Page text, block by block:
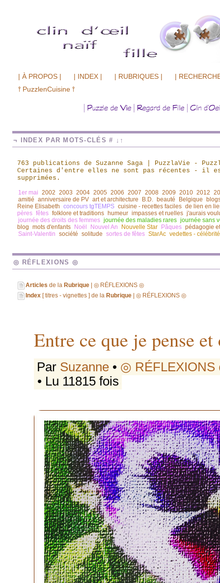
| À PROPOS | | INDEX | | RUBRIQUES |
|
⫯ PuzzlenCuisine ⫯
¬ INDEX PAR MOTS-CLÉS # ↓↑
763 publications de Suzanne Saga | PuzzlaVie -
Certaines d'entre elles ne sont pas récentes
-
il
supprimées.
1er mai 2002 2003 2004 2005 2006 2007 2008 2009 2010 2012
amitié anniversaire de PV art et architecture B.D. beauté Belgique
Reine Elisabeth concours tgTEMPS cuisine - recettes faciles de lien en
pères fêtes folklore et traditions humeur impasses et ruelles j'aurais
journée des droits des femmes journée des maladies rares journée sans
blog mots d'enfants Noël Nouvel An Nouvelle Star Pâques pédagogie
Saint-Valentin société solitude sortes de fêtes StarAc vedettes -
◎ RÉFLEXIONS ◎
Articles de la Rubrique | ◎ RÉFLEXIONS ◎
Index [ titres - vignettes ] de la Rubrique | ◎ RÉFLEXIONS ◎
Entre ce que je pense
Par Suzanne • ◎
• Lu 11815 fois